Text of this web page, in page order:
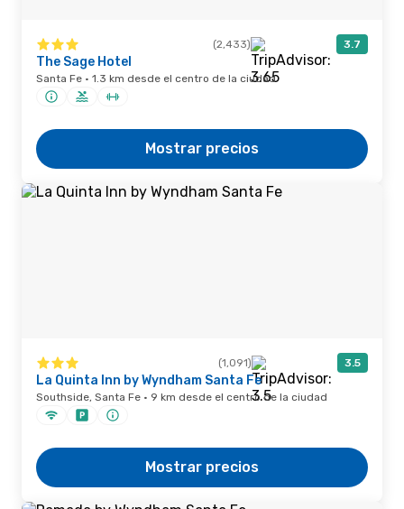
(2,433) 3.7
The Sage Hotel
Santa Fe · 1.3 km desde el centro de la ciudad
Mostrar precios
(1,091) 3.5
La Quinta Inn by Wyndham Santa Fe
Southside, Santa Fe · 9 km desde el centro de la ciudad
Mostrar precios